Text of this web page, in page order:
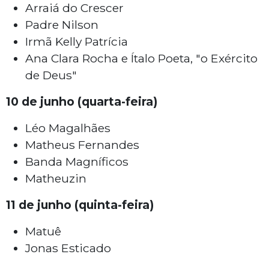
Arraiá do Crescer
Padre Nilson
Irmã Kelly Patrícia
Ana Clara Rocha e Ítalo Poeta, "o Exército
de Deus"
10 de junho (quarta-feira)
Léo Magalhães
Matheus Fernandes
Banda Magníficos
Matheuzin
11 de junho (quinta-feira)
Matuê
Jonas Esticado